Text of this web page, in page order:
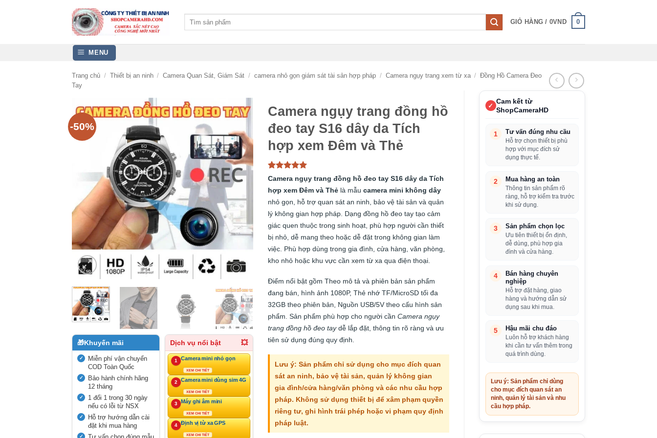
GIỎ HÀNG / 0VND 0
MENU
Trang chủ / Thiết bị an ninh / Camera Quan Sát, Giám Sát / camera nhỏ gọn giám sát tài sản hợp pháp / Camera ngụy trang xem từ xa / Đồng Hồ Camera Đeo
Tay
✓
Cam kết từ
ShopCameraHD
1
Tư vấn đúng nhu cầu
Hỗ trợ chọn thiết bị phù
hợp với mục đích sử
dụng thực tế.
2
Mua hàng an toàn
Thông tin sản phẩm rõ
ràng, hỗ trợ kiểm tra trước
khi sử dụng.
3
Sản phẩm chọn lọc
Ưu tiên thiết bị ổn định,
dễ dùng, phù hợp gia
đình và cửa hàng.
4
Bán hàng chuyên
nghiệp
Hỗ trợ đặt hàng, giao
hàng và hướng dẫn sử
dụng sau khi mua.
5
Hậu mãi chu đáo
Luôn hỗ trợ khách hàng
khi cần tư vấn thêm trong
quá trình dùng.
Lưu ý: Sản phẩm chỉ dùng
cho mục đích quan sát an
ninh, quản lý tài sản và nhu
cầu hợp pháp.
-50%
🎁Khuyến mãi
Miễn phí vận chuyển
COD Toàn Quốc
Bảo hành chính hãng
12 tháng
1 đổi 1 trong 30 ngày
nếu có lỗi từ NSX
Hỗ trợ hướng dẫn cài
đặt khi mua hàng
Dịch vụ nổi bật 💥
1 Camera mini nhỏ gọn
XEM CHI TIẾT
2 Camera mini dùng sim 4G
XEM CHI TIẾT
3 Máy ghi âm mini
XEM CHI TIẾT
4 Định vị từ xa GPS
XEM CHI TIẾT
Camera ngụy trang đồng hồ
đeo tay S16 dây da Tích
hợp xem Đêm và Thẻ
5trên 5
2
đánh giá
Camera ngụy trang đồng hồ đeo tay S16 dây da Tích
hợp xem Đêm và Thẻlà mẫu camera mini không dây
nhỏ gọn, hỗ trợ quan sát an ninh, bảo vệ tài sản và quản
lý không gian hợp pháp. Dạng đồng hồ đeo tay tạo cảm
giác quen thuộc trong sinh hoạt, phù hợp người cần thiết
bị nhỏ, dễ mang theo hoặc dễ đặt trong không gian làm
việc. Phù hợp dùng trong gia đình, cửa hàng, văn phòng,
kho nhỏ hoặc khu vực cần xem từ xa qua điện thoại.
Điểm nổi bật gồm Theo mô tả và phiên bản sản phẩm
đang bán, hình ảnh 1080P, Thẻ nhớ TF/MicroSD tối đa
32GB theo phiên bản, Nguồn USB/5V theo cấu hình sản
phẩm. Sản phẩm phù hợp cho người cần Camera ngụy
trang đồng hồ đeo taydễ lắp đặt, thông tin rõ ràng và ưu
tiên sử dụng đúng quy định.
Lưu ý: Sản phẩm chỉ sử dụng cho mục đích quan
sát an ninh, bảo vệ tài sản, quản lý không gian
gia đình/cửa hàng/văn phòng và các nhu cầu hợp
pháp. Không sử dụng thiết bị để xâm phạm quyền
riêng tư, ghi hình trái phép hoặc vi phạm quy định
pháp luật.